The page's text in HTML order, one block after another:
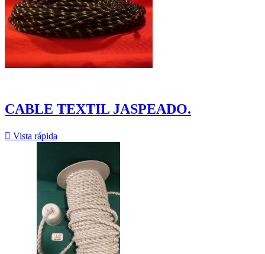
CABLE TEXTIL JASPEADO.
 Vista rápida